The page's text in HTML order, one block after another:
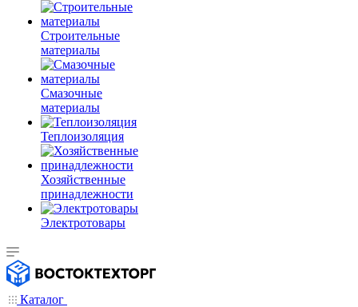
Строительные
материалы
Смазочные
материалы
Теплоизоляция
Хозяйственные
принадлежности
Электротовары
Каталог